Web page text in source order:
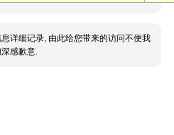
详细记录, 由此给您带来的访问不便我
感歉意.